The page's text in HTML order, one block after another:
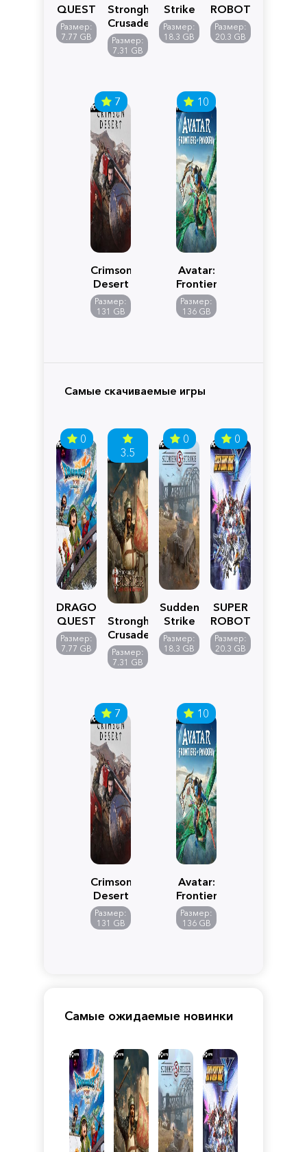
QUEST
VII
Reimagined
Размер:
7.77 GB
Stronghold
Crusader:
Definitive
Edition
Размер:
7.31 GB
Strike
5
Размер:
18.3 GB
ROBOT
WARS
Y
Размер:
20.3 GB
7
Crimson
Desert
Размер:
131 GB
10
Avatar:
Frontiers
of
Pandora
Размер:
136 GB
Самые скачиваемые игры
0
DRAGON
QUEST
VII
Reimagined
Размер:
7.77 GB
3.5
Stronghold
Crusader:
Definitive
Edition
Размер:
7.31 GB
0
Sudden
Strike
5
Размер:
18.3 GB
0
SUPER
ROBOT
WARS
Y
Размер:
20.3 GB
7
Crimson
Desert
Размер:
131 GB
10
Avatar:
Frontiers
of
Pandora
Размер:
136 GB
Самые ожидаемые новинки